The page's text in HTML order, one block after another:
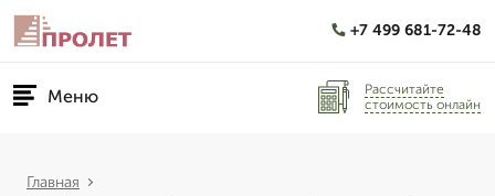
+7 499 681-72-48
Меню
Рассчитайте
стоимость онлайн
Главная